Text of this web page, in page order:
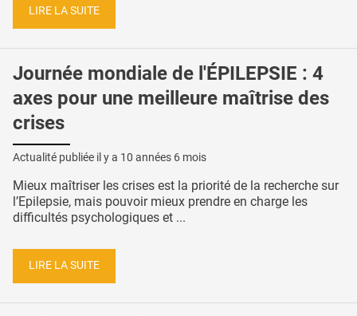
LIRE LA SUITE
Journée mondiale de l'ÉPILEPSIE : 4
axes pour une meilleure maîtrise des
crises
Actualité publiée il y a 10 années 6 mois
Mieux maîtriser les crises est la priorité de la recherche sur
l’Epilepsie, mais pouvoir mieux prendre en charge les
difficultés psychologiques et ...
LIRE LA SUITE